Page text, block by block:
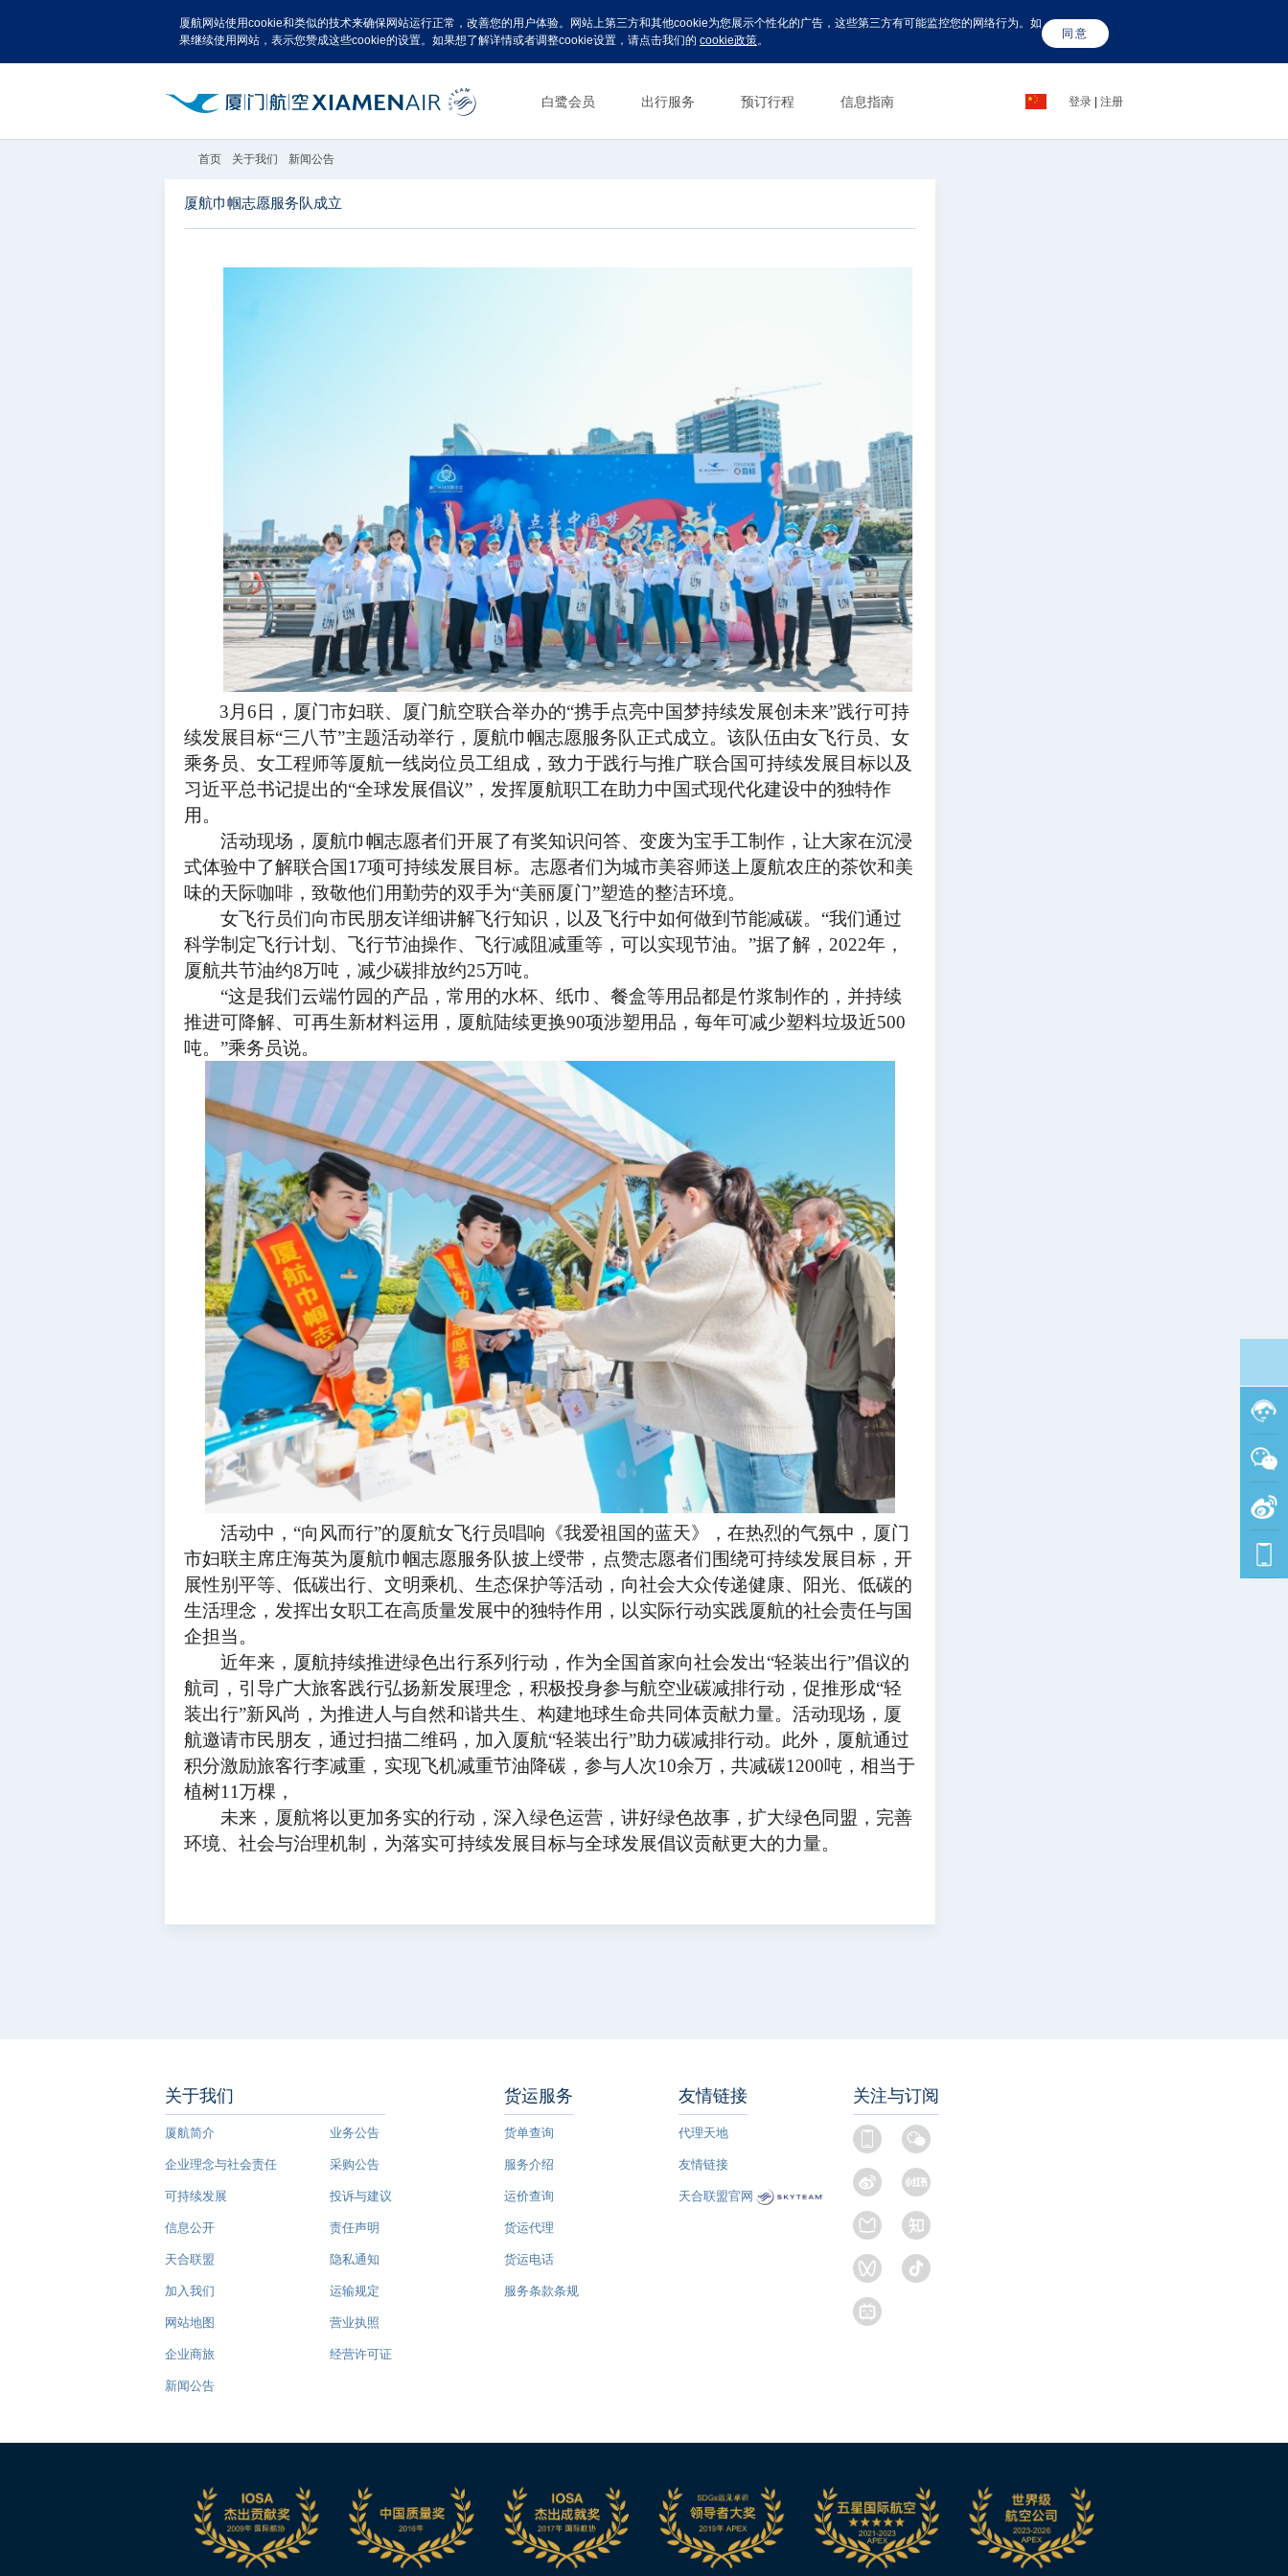
厦航网站使用cookie和类似的技术来确保网站运行正常，改善您的用户体验。网站上第三方和其他cookie为您展示个性化的广告，这些第三方有可能监控您的网络行为。如
果继续使用网站，表示您赞成这些cookie的设置。如果想了解详情或者调整cookie设置，请点击我们的 cookie政策。
同意
白鹭会员 出行服务 预订行程 信息指南 登录 注册
首页 关于我们 新闻公告
厦航巾帼志愿服务队成立
3月6日，厦门市妇联、厦门航空联合举办的“携手点亮中国梦持续发展创未来”践行可持
续发展目标“三八节”主题活动举行，厦航巾帼志愿服务队正式成立。该队伍由女飞行员、女
乘务员、女工程师等厦航一线岗位员工组成，致力于践行与推广联合国可持续发展目标以及
习近平总书记提出的“全球发展倡议”，发挥厦航职工在助力中国式现代化建设中的独特作
用。
活动现场，厦航巾帼志愿者们开展了有奖知识问答、变废为宝手工制作，让大家在沉浸
式体验中了解联合国17项可持续发展目标。志愿者们为城市美容师送上厦航农庄的茶饮和美
味的天际咖啡，致敬他们用勤劳的双手为“美丽厦门”塑造的整洁环境。
女飞行员们向市民朋友详细讲解飞行知识，以及飞行中如何做到节能减碳。 “我们通过
科学制定飞行计划、飞行节油操作、飞行减阻减重等，可以实现节油。”据了解，2022年，
厦航共节油约8万吨，减少碳排放约25万吨。
“这是我们云端竹园的产品，常用的水杯、纸巾、餐盒等用品都是竹浆制作的，并持续
推进可降解、可再生新材料运用，厦航陆续更换90项涉塑用品，每年可减少塑料垃圾近500
吨。”乘务员说。
活动中， “向风而行”的厦航女飞行员唱响《我爱祖国的蓝天》，在热烈的气氛中，厦门
市妇联主席庄海英为厦航巾帼志愿服务队披上绶带，点赞志愿者们围绕可持续发展目标，开
展性别平等、低碳出行、文明乘机、生态保护等活动，向社会大众传递健康、阳光、低碳的
生活理念，发挥出女职工在高质量发展中的独特作用，以实际行动实践厦航的社会责任与国
企担当。
近年来，厦航持续推进绿色出行系列行动，作为全国首家向社会发出“轻装出行”倡议的
航司，引导广大旅客践行弘扬新发展理念，积极投身参与航空业碳减排行动，促推形成“轻
装出行”新风尚，为推进人与自然和谐共生、构建地球生命共同体贡献力量。活动现场，厦
航邀请市民朋友，通过扫描二维码，加入厦航“轻装出行”助力碳减排行动。此外，厦航通过
积分激励旅客行李减重，实现飞机减重节油降碳，参与人次10余万，共减碳1200吨，相当于
植树11万棵，
未来，厦航将以更加务实的行动，深入绿色运营，讲好绿色故事，扩大绿色同盟，完善
环境、社会与治理机制，为落实可持续发展目标与全球发展倡议贡献更大的力量。
关于我们
厦航简介
企业理念与社会责任
可持续发展
信息公开
天合联盟
加入我们
网站地图
企业商旅
新闻公告
业务公告
采购公告
投诉与建议
责任声明
隐私通知
运输规定
营业执照
经营许可证
货运服务
货单查询
服务介绍
运价查询
货运代理
货运电话
服务条款条规
友情链接
代理天地
友情链接
天合联盟官网
关注与订阅